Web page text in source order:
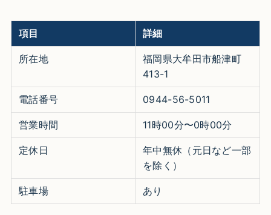
項目 詳細
所在地
福岡県大牟田市船津町
413-1
電話番号 0944-56-5011
営業時間 11時00分〜0時00分
定休日
年中無休（元日など一部
を除く）
駐車場 あり